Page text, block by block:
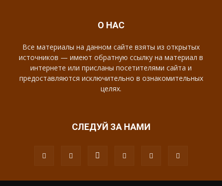
О НАС
Все материалы на данном сайте взяты из открытых
источников — имеют обратную ссылку на материал в
интернете или присланы посетителями сайта и
предоставляются исключительно в ознакомительных
целях.
СЛЕДУЙ ЗА НАМИ